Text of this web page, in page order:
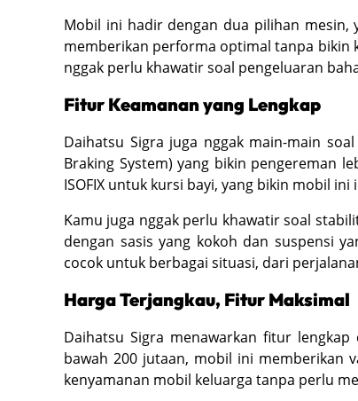
Mobil ini hadir dengan dua pilihan mesin,
memberikan performa optimal tanpa bikin
nggak perlu khawatir soal pengeluaran
Fitur Keamanan yang Lengkap
Daihatsu Sigra juga nggak main-main
Braking System) yang bikin pengereman
ISOFIX untuk kursi bayi, yang bikin mobil
Kamu juga nggak perlu khawatir soal
dengan sasis yang kokoh dan suspensi
cocok untuk berbagai situasi, dari
Harga Terjangkau, Fitur Maksimal
Daihatsu Sigra menawarkan fitur
bawah 200 jutaan, mobil ini memberikan
kenyamanan mobil keluarga tanpa perlu